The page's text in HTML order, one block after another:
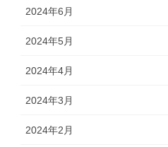
2024年6月
2024年5月
2024年4月
2024年3月
2024年2月